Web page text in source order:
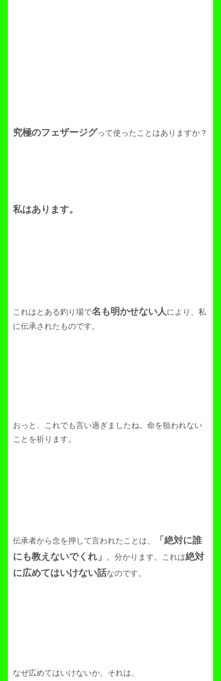
究極のフェザージグって使ったことはありますか？
私はあります。
これはとある釣り場で名も明かせない人 により、私
に伝承されたものです。
おっと、これでも言い過ぎましたね。命を狙われない
ことを祈ります。
伝承者から念を押して言われたことは、
「絶対に誰
にも教えないでくれ」
。分かります。これは絶対
に広めてはいけない話なのです。
なぜ広めてはいけないか。それは、